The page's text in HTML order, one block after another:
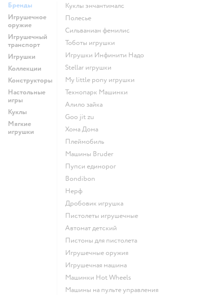
Бренды
Игрушечное
оружие
Игрушечный
транспорт
Игрушки
Коллекции
Конструкторы
Настольные
игры
Куклы
Мягкие
игрушки
Куклы энчантималс
Полесье
Сильваниан фемилис
Тоботы игрушки
Игрушки Инфинити Надо
Stellar игрушки
my little pony игрушки
Технопарк Машинки
Алило зайка
Goo jit zu
Хома Дома
Плеймобиль
Машины Bruder
Пупси единорог
Bondibon
Нерф
Дробовик игрушка
Пистолеты игрушечные
Автомат детский
Пистоны для пистолета
Игрушечные оружия
Игрушечная машина
Машинки Hot Wheels
Машины на пульте управления